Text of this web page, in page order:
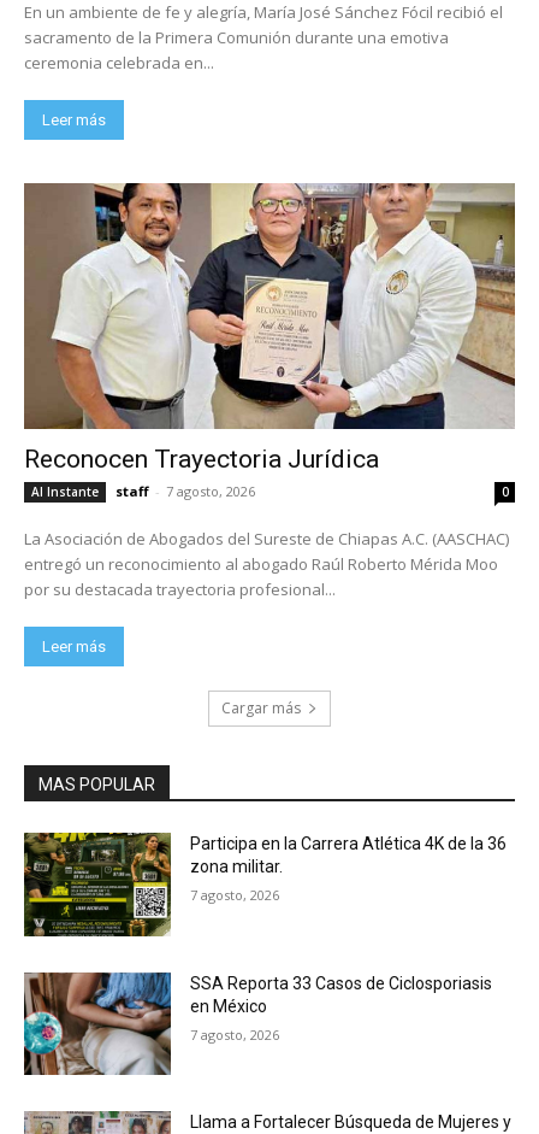
En un ambiente de fe y alegría, María José Sánchez Fócil recibió el
sacramento de la Primera Comunión durante una emotiva
ceremonia celebrada en...
Leer más
Reconocen Trayectoria Jurídica
Al Instante staff - 7 agosto, 2026 0
La Asociación de Abogados del Sureste de Chiapas A.C. (AASCHAC)
entregó un reconocimiento al abogado Raúl Roberto Mérida Moo
por su destacada trayectoria profesional...
Leer más
Cargar más
MAS POPULAR
Participa en la Carrera Atlética 4K de la 36
zona militar.
7 agosto, 2026
SSA Reporta 33 Casos de Ciclosporiasis
en México
7 agosto, 2026
Llama a Fortalecer Búsqueda de Mujeres y